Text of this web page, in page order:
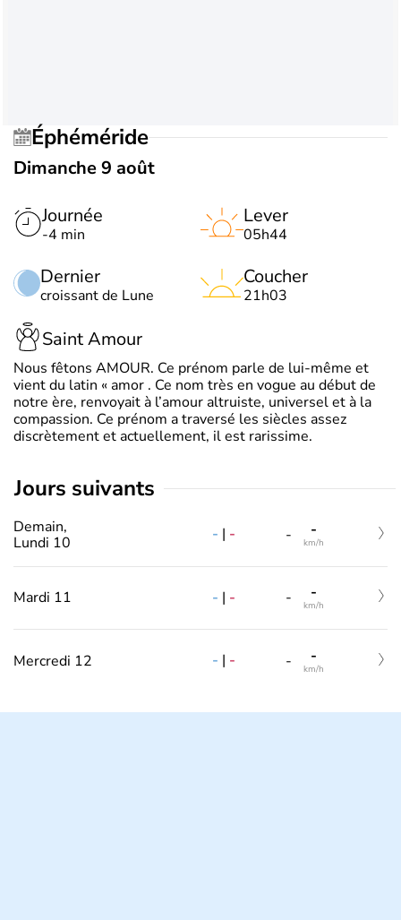
Éphéméride
Dimanche 9 août
Journée
-4 min
Dernier
croissant de Lune
Lever
05h44
Coucher
21h03
Saint Amour
Nous fêtons AMOUR. Ce prénom parle de lui-même et
vient du latin « amor . Ce nom très en vogue au début de
notre ère, renvoyait à l’amour altruiste, universel et à la
compassion. Ce prénom a traversé les siècles assez
discrètement et actuellement, il est rarissime.
jours suivants
Demain,
Lundi 10
- | - - -
km/h
Mardi 11 - | - - -
km/h
Mercredi 12 - | - - -
km/h